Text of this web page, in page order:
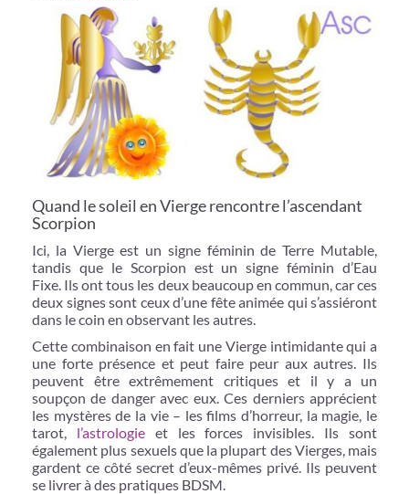
Quand le soleil en Vierge rencontre l’ascendant
Scorpion
Ici, la Vierge est un signe féminin de Terre Mutable,
tandis que le Scorpion est un signe féminin d’Eau
Fixe. Ils ont tous les deux beaucoup en commun, car ces
deux signes sont ceux d’une fête animée qui s’assiéront
dans le coin en observant les autres.
Cette combinaison en fait une Vierge intimidante qui a
une forte présence et peut faire peur aux autres. Ils
peuvent être extrêmement critiques et il y a un
soupçon de danger avec eux. Ces derniers apprécient
les mystères de la vie – les films d’horreur, la magie, le
tarot, l’astrologieet les forces invisibles. Ils sont
également plus sexuels que la plupart des Vierges, mais
gardent ce côté secret d’eux-mêmes privé. Ils peuvent
se livrer à des pratiques BDSM.